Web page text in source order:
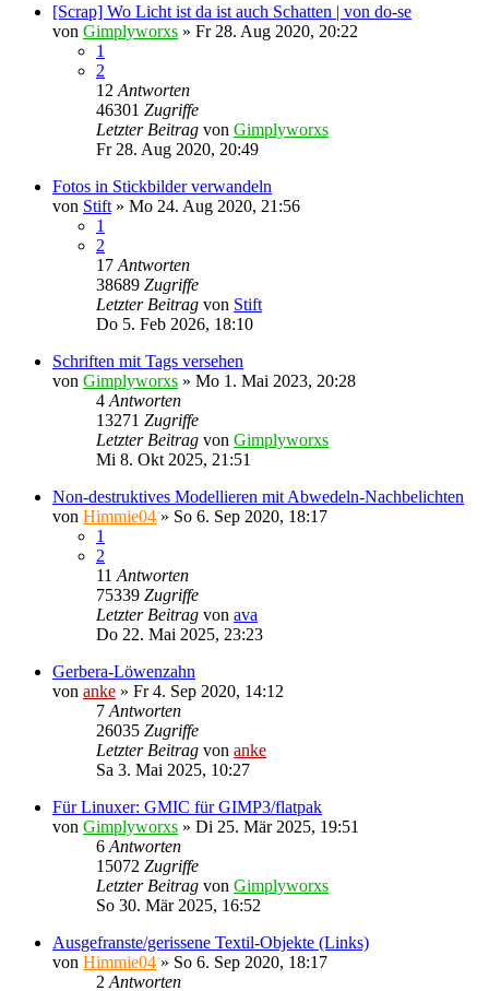
[Scrap] Wo Licht ist da ist auch Schatten | von do-se
von Gimplyworxs » Fr 28. Aug 2020, 20:22
1
2
12 Antworten
46301 Zugriffe
Letzter Beitrag von Gimplyworxs
Fr 28. Aug 2020, 20:49
Fotos in Stickbilder verwandeln
von Stift » Mo 24. Aug 2020, 21:56
1
2
17 Antworten
38689 Zugriffe
Letzter Beitrag von Stift
Do 5. Feb 2026, 18:10
Schriften mit Tags versehen
von Gimplyworxs » Mo 1. Mai 2023, 20:28
4 Antworten
13271 Zugriffe
Letzter Beitrag von Gimplyworxs
Mi 8. Okt 2025, 21:51
Non-destruktives Modellieren mit Abwedeln-Nachbelichten
von Himmie04 » So 6. Sep 2020, 18:17
1
2
11 Antworten
75339 Zugriffe
Letzter Beitrag von ava
Do 22. Mai 2025, 23:23
Gerbera-Löwenzahn
von anke » Fr 4. Sep 2020, 14:12
7 Antworten
26035 Zugriffe
Letzter Beitrag von anke
Sa 3. Mai 2025, 10:27
Für Linuxer: GMIC für GIMP3/flatpak
von Gimplyworxs » Di 25. Mär 2025, 19:51
6 Antworten
15072 Zugriffe
Letzter Beitrag von Gimplyworxs
So 30. Mär 2025, 16:52
Ausgefranste/gerissene Textil-Objekte (Links)
von Himmie04 » So 6. Sep 2020, 18:17
2 Antworten